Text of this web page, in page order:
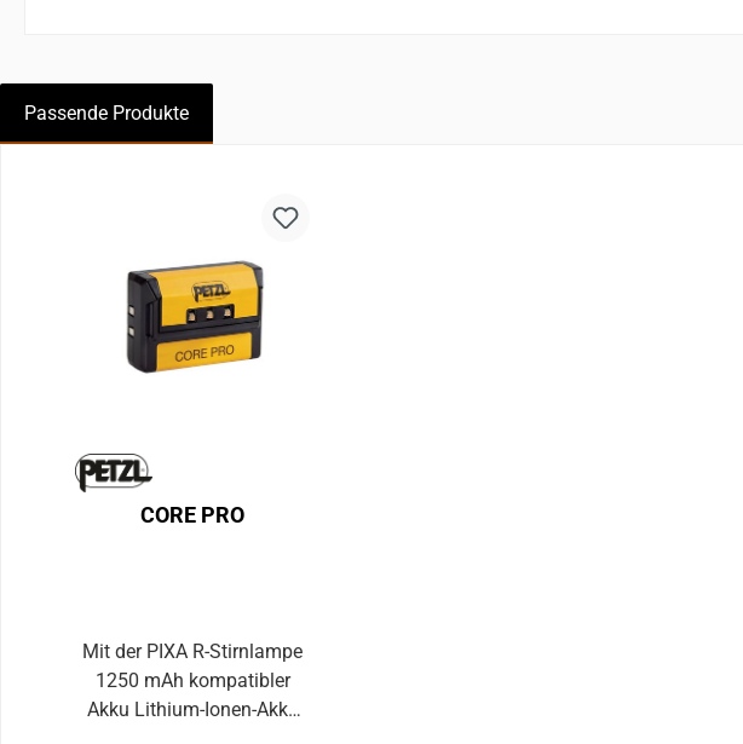
Passende Produkte
CORE PRO
Mit der PIXA R-Stirnlampe
1250 mAh kompatibler
Akku Lithium-Ionen-Akku